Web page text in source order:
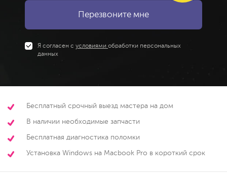
Я согласен с условиями обработки персональных
данных
Бесплатный срочный выезд мастера на дом
В наличии необходимые запчасти
Бесплатная диагностика поломки
Установка Windows на Macbook Pro в короткий срок